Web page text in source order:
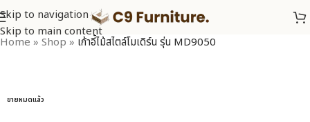
Skip to navigation
Skip to main content
Home » Shop » เก้าอี้ไม้สไตล์โมเดิร์น รุ่น MD9050
ขายหมดแล้ว